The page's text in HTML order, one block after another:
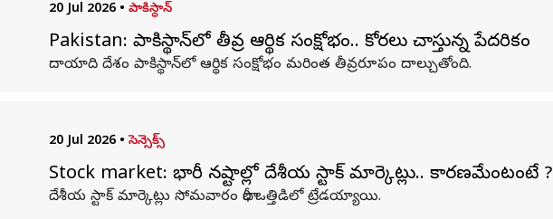
20 Jul 2026 • పాకిస్థాన్
Pakistan: పాకిస్థాన్‌లో తీవ్ర ఆర్థిక సంక్షోభం.. కోరలు చాస్తున్న పేదరికం
దాయాది దేశం పాకిస్థాన్‌లో ఆర్థిక సంక్షోభం మరింత తీవ్రరూపం దాల్చుతోంది.
20 Jul 2026 • సెన్సెక్స్
Stock market: భారీ నష్టాల్లో దేశీయ స్టాక్‌ మార్కెట్లు.. కారణమేంటంటే ?
దేశీయ స్టాక్‌ మార్కెట్లు సోమవారం భారీ ఒత్తిడిలో ట్రేడయ్యాయి.